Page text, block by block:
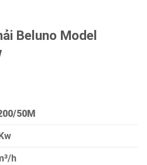
Beluno Model
50M
h